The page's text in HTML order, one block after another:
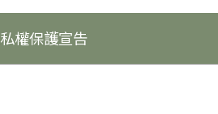
權保護宣告